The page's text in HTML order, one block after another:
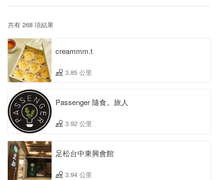
共有 268 項結果
creammm.t
3.85 公里
Passenger 隨食。旅人
3.92 公里
足松台中東興會館
3.94 公里